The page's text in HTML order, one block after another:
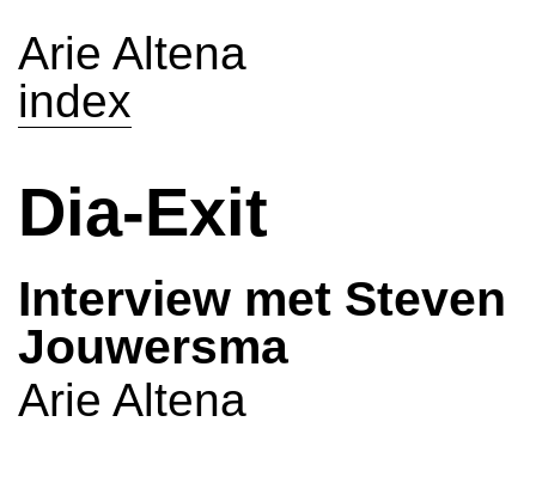
Arie Altena
index
Dia-Exit
Interview met Steven
Jouwersma
Arie Altena